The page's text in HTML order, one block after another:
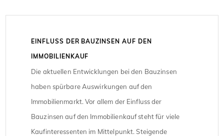
EINFLUSS DER BAUZINSEN AUF DEN
IMMOBILIENKAUF
Die aktuellen Entwicklungen bei den Bauzinsen
haben spürbare Auswirkungen auf den
Immobilienmarkt. Vor allem der Einfluss der
Bauzinsen auf den Immobilienkauf steht für viele
Kaufinteressenten im Mittelpunkt. Steigende